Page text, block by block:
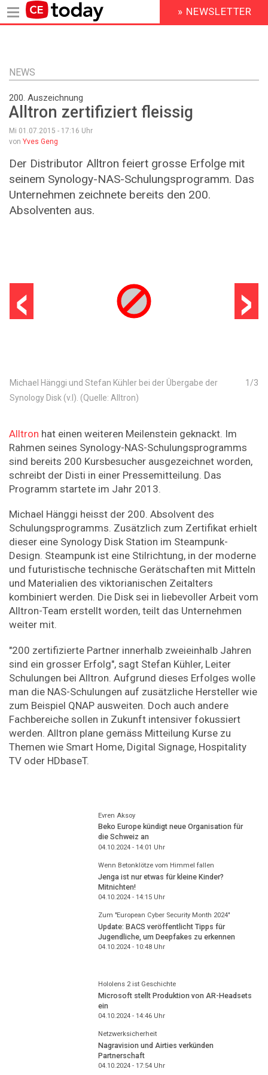
Inhalt
HEADER
MENU
» NEWSLETTER
NEWS
200. Auszeichnung
Alltron zertifiziert fleissig
Mi 01.07.2015 - 17:16 Uhr
von Yves Geng
Der Distributor Alltron feiert grosse Erfolge mit
seinem Synology-NAS-Schulungsprogramm. Das
Unternehmen zeichnete bereits den 200.
Absolventen aus.
‹ ›
1 /3
Michael Hänggi und Stefan Kühler bei der Übergabe der
Synology Disk (v.l). (Quelle: Alltron)
Alltron hat einen weiteren Meilenstein geknackt. Im
Rahmen seines Synology-NAS-Schulungsprogramms
sind bereits 200 Kursbesucher ausgezeichnet worden,
schreibt der Disti in einer Pressemitteilung. Das
Programm startete im Jahr 2013.
Michael Hänggi heisst der 200. Absolvent des
Schulungsprogramms. Zusätzlich zum Zertifikat erhielt
dieser eine Synology Disk Station im Steampunk-
Design. Steampunk ist eine Stilrichtung, in der moderne
und futuristische technische Gerätschaften mit Mitteln
und Materialien des viktorianischen Zeitalters
kombiniert werden. Die Disk sei in liebevoller Arbeit vom
Alltron-Team erstellt worden, teilt das Unternehmen
weiter mit.
"200 zertifizierte Partner innerhalb zweieinhalb Jahren
sind ein grosser Erfolg", sagt Stefan Kühler, Leiter
Schulungen bei Alltron. Aufgrund dieses Erfolges wolle
man die NAS-Schulungen auf zusätzliche Hersteller wie
zum Beispiel QNAP ausweiten. Doch auch andere
Fachbereiche sollen in Zukunft intensiver fokussiert
werden. Alltron plane gemäss Mitteilung Kurse zu
Themen wie Smart Home, Digital Signage, Hospitality
TV oder HDbaseT.
Evren Aksoy
Beko Europe kündigt neue Organisation für
die Schweiz an
04.10.2024 - 14:01 Uhr
Wenn Betonklötze vom Himmel fallen
Jenga ist nur etwas für kleine Kinder?
Mitnichten!
04.10.2024 - 14:15Uhr
Zum "European Cyber Security Month 2024"
Update: BACS veröffentlicht Tipps für
Jugendliche, um Deepfakes zu erkennen
04.10.2024 - 10:48Uhr
Hololens 2 ist Geschichte
Microsoft stellt Produktion von AR-Headsets
ein
04.10.2024 - 14:46Uhr
Netzwerksicherheit
Nagravision und Airties verkünden
Partnerschaft
04.10.2024 - 17:54Uhr